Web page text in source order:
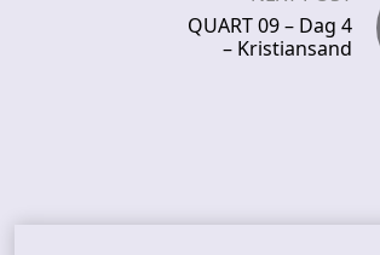
QUART 09 – Dag 4
– Kristiansand